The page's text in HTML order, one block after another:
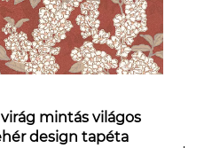
mintás világos
design tapéta